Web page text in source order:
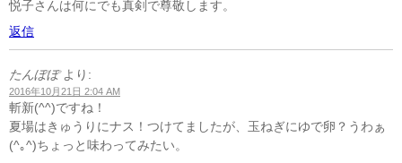
悦子さんは何にでも真剣で尊敬します。
返信
たんぽぽ より:
2016年10月21日 2:04 AM
斬新(^^)ですね！
夏場はきゅうりにナス！つけてましたが、玉ねぎにゆで卵？うわぁ
(^｡^)ちょっと味わってみたい。